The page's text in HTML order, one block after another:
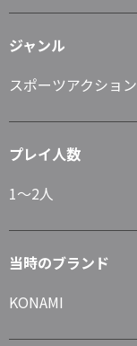
ジャンル
スポーツアクション
プレイ人数
1～2人
当時のブランド
KONAMI